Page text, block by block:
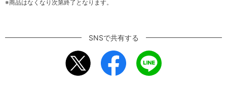
※商品はなくなり次第終了となります。
SNSで共有する